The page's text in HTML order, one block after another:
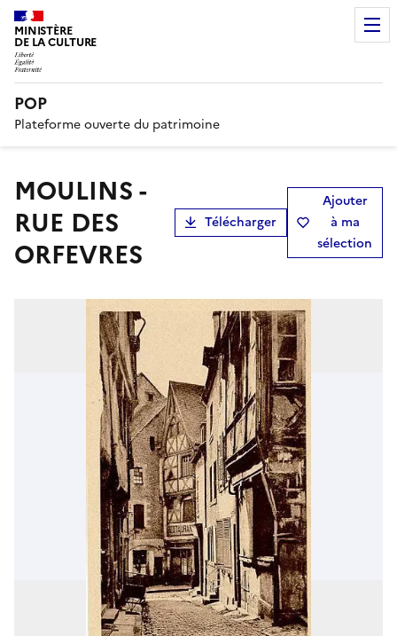
MINISTÈRE
DE LA CULTURE
POP
Plateforme ouverte du patrimoine
MOULINS -
RUE DES
ORFEVRES
Télécharger
Ajouter
à ma
sélection